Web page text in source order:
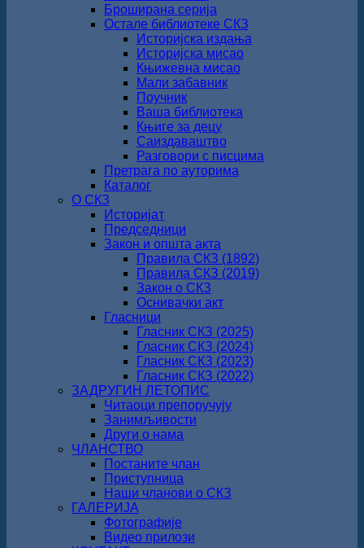
Броширана серија
Остале библиотеке СКЗ
Историјска издања
Историјска мисао
Књижевна мисао
Мали забавник
Поучник
Ваша библиотека
Књиге за децу
Саиздаваштво
Разговори с писцима
Претрага по ауторима
Каталог
О СКЗ
Историјат
Председници
Закон и општа акта
Правила СКЗ (1892)
Правила СКЗ (2019)
Закон о СКЗ
Оснивачки акт
Гласници
Гласник СКЗ (2025)
Гласник СКЗ (2024)
Гласник СКЗ (2023)
Гласник СКЗ (2022)
ЗАДРУГИН ЛЕТОПИС
Читаоци препоручују
Занимљивости
Други о нама
ЧЛАНСТВО
Постаните члан
Приступница
Наши чланови о СКЗ
ГАЛЕРИЈА
Фотографије
Видео прилози